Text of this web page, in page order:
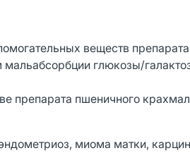
веществ
глюкозы/
препарата пшеничного
миома матки,